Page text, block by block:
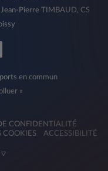
Pierre TIMBAUD, CS
en commun
»
CONFIDENTIALITÉ
COOKIES ACCESSIBILITÉ